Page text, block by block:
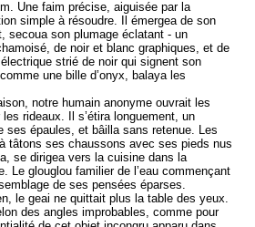
Une faim précise, aiguisée par la
simple à résoudre. Il émergea de son
secoua son plumage éclatant - un
de noir et blanc graphiques, et de
strié de noir qui signent son
une bille d’onyx, balaya les
notre humain anonyme ouvrait les
rideaux. Il s’étira longuement, un
ses épaules, et bâilla sans retenue. Les
tâtons ses chaussons avec ses pieds nus
se dirigea vers la cuisine dans la
Le glouglou familier de l’eau commençant
de ses pensées éparses.
le geai ne quittait plus la table des yeux.
des angles improbables, comme pour